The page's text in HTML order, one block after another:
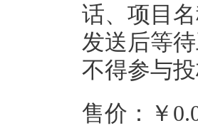
话、项目名
发送后等
不得参与投
售价：￥